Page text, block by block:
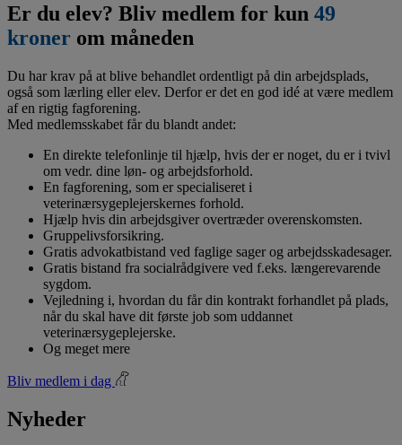
Er du elev? Bliv medlem for kun 49
kroner om måneden
Du har krav på at blive behandlet ordentligt på din arbejdsplads,
også som lærling eller elev. Derfor er det en god idé at være medlem
af en rigtig fagforening.
Med medlemsskabet får du blandt andet:
En direkte telefonlinje til hjælp, hvis der er noget, du er i tvivl
om vedr. dine løn- og arbejdsforhold.
En fagforening, som er specialiseret i
veterinærsygeplejerskernes forhold.
Hjælp hvis din arbejdsgiver overtræder overenskomsten.
Gruppelivsforsikring.
Gratis advokatbistand ved faglige sager og arbejdsskadesager.
Gratis bistand fra socialrådgivere ved f.eks. længerevarende
sygdom.
Vejledning i, hvordan du får din kontrakt forhandlet på plads,
når du skal have dit første job som uddannet
veterinærsygeplejerske.
Og meget mere
Bliv medlem i dag
Nyheder